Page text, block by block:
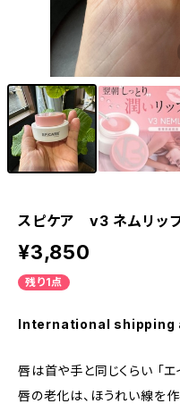
スピケア v3 ネムリッ
¥3,850
残り1点
International shipping
唇は首や手と同じくらい 「エ
唇の老化は、ほうれい線を作